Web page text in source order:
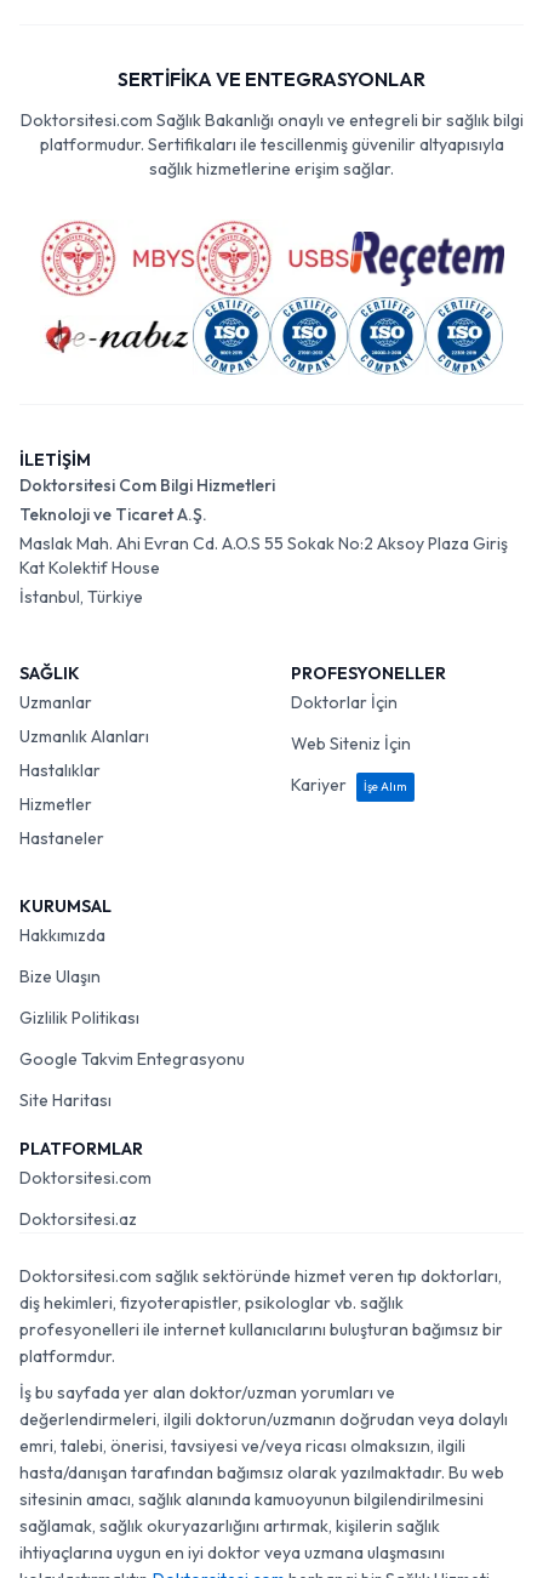
SERTİFİKA VE ENTEGRASYONLAR
Doktorsitesi.com Sağlık Bakanlığı onaylı ve entegreli bir sağlık bilgi
platformudur. Sertifikaları ile tescillenmiş güvenilir altyapısıyla
sağlık hizmetlerine erişim sağlar.
İLETİŞİM
Doktorsitesi Com Bilgi Hizmetleri
Teknoloji ve Ticaret A.Ş.
Maslak Mah. Ahi Evran Cd. A.O.S 55 Sokak No:2 Aksoy Plaza Giriş
Kat Kolektif House
İstanbul, Türkiye
SAĞLIK
Uzmanlar
Uzmanlık Alanları
Hastalıklar
Hizmetler
Hastaneler
PROFESYONELLER
Doktorlar İçin
Web Siteniz İçin
Kariyer
İşe Alım
KURUMSAL
Hakkımızda
Bize Ulaşın
Gizlilik Politikası
Google Takvim Entegrasyonu
Site Haritası
PLATFORMLAR
Doktorsitesi.com
Doktorsitesi.az
Doktorsitesi.com sağlık sektöründe hizmet veren tıp doktorları,
diş hekimleri, fizyoterapistler, psikologlar vb. sağlık
profesyonelleri ile internet kullanıcılarını buluşturan bağımsız bir
platformdur.
İş bu sayfada yer alan doktor/uzman yorumları ve
değerlendirmeleri, ilgili doktorun/uzmanın doğrudan veya dolaylı
emri, talebi, önerisi, tavsiyesi ve/veya ricası olmaksızın, ilgili
hasta/danışan tarafından bağımsız olarak yazılmaktadır. Bu web
sitesinin amacı, sağlık alanında kamuoyunun bilgilendirilmesini
sağlamak, sağlık okuryazarlığını artırmak, kişilerin sağlık
ihtiyaçlarına uygun en iyi doktor veya uzmana ulaşmasını